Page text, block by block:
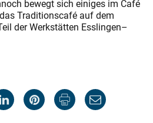
bewegt sich einiges im Café
Traditionscafé auf dem
der Werkstätten ­Esslingen–